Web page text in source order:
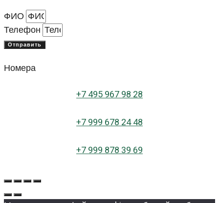
ФИО
Телефон
Отправить
Номера
+7 495 967 98 28
+7 999 678 24 48
+7 999 878 39 69